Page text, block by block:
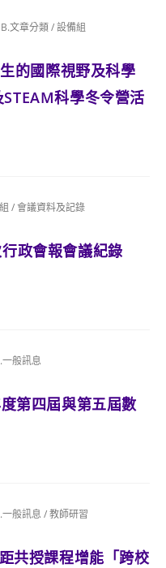
B.文章分類/設備組
的國際視野及科學
科學冬令營活
/會議資料及記錄
政會報會議紀錄
般訊息
第四屆與第五屆數
般訊息 /教師研習
共授課程增能「跨校